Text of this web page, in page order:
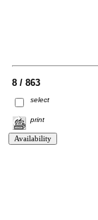
8 / 863
select
print